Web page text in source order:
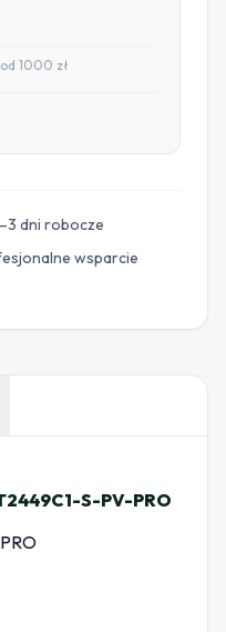
1000 zł
dni robocze
wsparcie
S-PV-PRO